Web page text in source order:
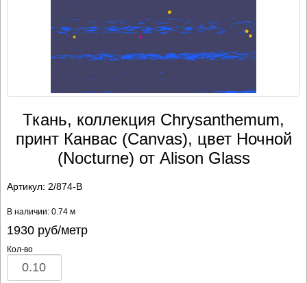
Ткань, коллекция Chrysanthemum,
принт Канвас (Canvas), цвет Ночной
(Nocturne) от Alison Glass
Артикул: 2/874-B
В наличии: 0.74 м
1930руб/метр
Кол-во